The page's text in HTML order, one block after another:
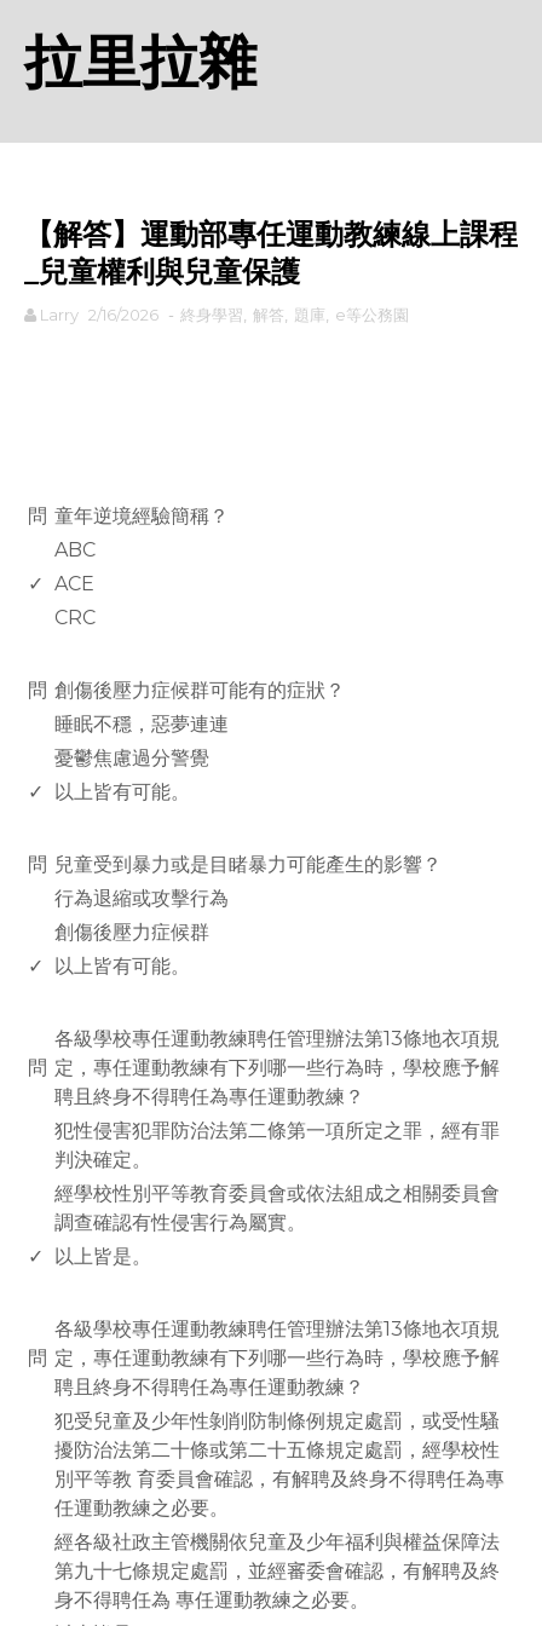
拉里拉雜
【解答】運動部專任運動教練線上課程
_兒童權利與兒童保護
Larry 2/16/2026 - 終身學習 解答 題庫 e等公務園
問 童年逆境經驗簡稱？
ABC
✓ ACE
CRC
問 創傷後壓力症候群可能有的症狀？
睡眠不穩，惡夢連連
憂鬱焦慮過分警覺
✓
以上皆有可能。
問 兒童受到暴力或是目睹暴力可能產生的影響？
行為退縮或攻擊行為
創傷後壓力症候群
✓
以上皆有可能。
問
各級學校專任運動教練聘任管理辦法第13條地衣項規
定，專任運動教練有下列哪一些行為時，學校應予解
聘且終身不得聘任為專任運動教練？
犯性侵害犯罪防治法第二條第一項所定之罪，經有罪
判決確定。
經學校性別平等教育委員會或依法組成之相關委員會
調查確認有性侵害行為屬實。
✓
以上皆是。
問
各級學校專任運動教練聘任管理辦法第13條地衣項規
定，專任運動教練有下列哪一些行為時，學校應予解
聘且終身不得聘任為專任運動教練？
犯受兒童及少年性剝削防制條例規定處罰，或受性騷
擾防治法第二十條或第二十五條規定處罰，經學校性
別平等教 育委員會確認，有解聘及終身不得聘任為專
任運動教練之必要。
經各級社政主管機關依兒童及少年福利與權益保障法
第九十七條規定處罰，並經審委會確認，有解聘及終
身不得聘任為 專任運動教練之必要。